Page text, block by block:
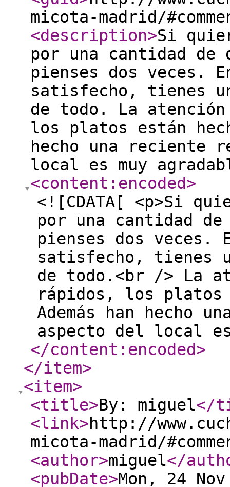
micota-madrid/
<description>Si
por una cantidad
pienses dos veces.
satisfecho, tienes
de todo. La
los platos están
hecho una reciente
local es muy
<content:encoded>
<![CDATA[ <p>Si
por una cantidad
pienses dos veces.
satisfecho, tienes
de todo.<br /> La
rápidos, los platos
Además han hecho
aspecto del local
</content:encoded>
</item>
<item>
<title>By: miguel</
<link>http://
micota-madrid/
<author>miguel</
<pubDate>Mon, 24